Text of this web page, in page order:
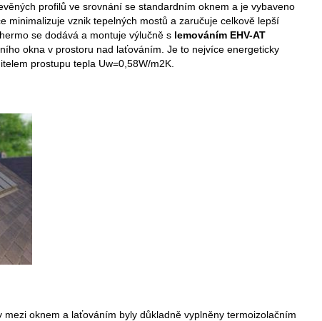
profilů ve srovnání se standardním oknem a je vybaveno
minimalizuje vznik tepelných mostů a zaručuje celkově lepší
se dodává a montuje výlučně s lemováním EHV-AT
okna v prostoru nad laťováním. Je to nejvíce energeticky
prostupu tepla Uw=0,58W/m2K.
oknem a laťováním byly důkladně vyplněny termoizolačním